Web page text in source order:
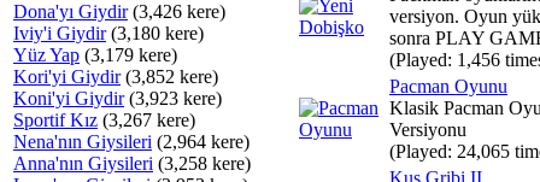
Dona'yı Giydir(3,426 kere)
Iviy'i Giydir(3,180 kere)
Yüz Yap (3,179 kere)
Kori'yi Giydir(3,852 kere)
Koni'yi Giydir(3,923 kere)
Sportif Kız (3,267 kere)
Nena'nın Giysileri (2,964 kere)
Anna'nın Giysileri (3,258 kere)
versiyon. Oyun
sonra PLAY
(Played: 1,456
Pacman Oyunu
Klasik Pacman
Versiyonu
(Played: 24,065
Kuş Gribi II